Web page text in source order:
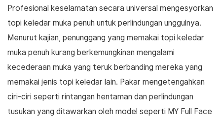
Profesional keselamatan secara universal mengesyorkan
topi keledar muka penuh untuk perlindungan unggulnya.
Menurut kajian, penunggang yang memakai topi keledar
muka penuh kurang berkemungkinan mengalami
kecederaan muka yang teruk berbanding mereka yang
memakai jenis topi keledar lain. Pakar mengetengahkan
ciri-ciri seperti rintangan hentaman dan perlindungan
tusukan yang ditawarkan oleh model seperti MY Full Face